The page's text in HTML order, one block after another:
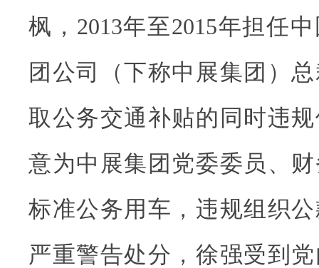
枫，2013年至2015年担任
团公司（下称中展集团）
取公务交通补贴的同时违
意为中展集团党委委员、
标准公务用车，违规组织
严重警告处分，徐强受到